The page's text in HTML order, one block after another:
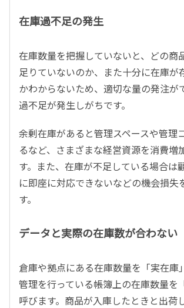
在庫過不足の発生
在庫数量を把握していないと、どの商
足りていないのか、また十分に在庫が
かわからないため、適切な量の発注が
過不足が発生しがちです。
余剰在庫があると管理スペースや管理
るなど、さまざまな経営資源を消費増
す。また、在庫が不足している場合は
に即座に対応できないなどの機会損失
す。
データと実際の在庫数が合わない
倉庫や拠点にある在庫数量を「実在庫
管理を行っている帳簿上の在庫数量を
呼びます。商品が入庫したときと出荷